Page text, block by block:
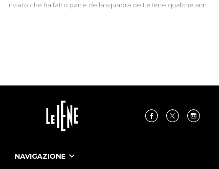
inviato che ha fatto parte della squadra de Le Iene qualche anno
NAVIGAZIONE